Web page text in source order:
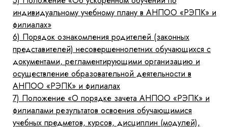
индивидуальному учебному плану в АНПОО «РЭПК» и
филиалах»
6) Порядок ознакомления родителей (законных
представителей) несовершеннолетних обучающихся с
документами, регламентирующими организацию и
осуществление образовательной деятельности в
АНПОО «РЭПК» и филиалах
7) Положение «О порядке зачета АНПОО «РЭПК» и
филиалами результатов освоения обучающимися
учебных предметов, курсов, дисциплин (модулей),